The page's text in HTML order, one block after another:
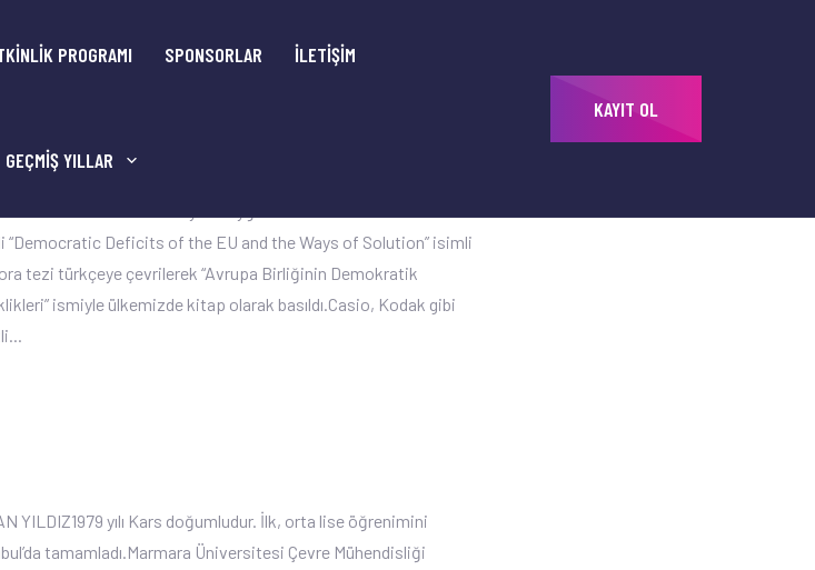
PROGRAMI SPONSORLAR İLETIŞIM
GEÇMIŞ YILLAR
KAYIT OL
MURAT CAHİD CINGIKayseri doğumludur. Lisans eğitimlerini
ve Boğaziçi üniversitelerinde İngilizce olarak tamamladı.
“Democratic Deficits of the EU and the Ways of Solution” isimli
tezi türkçeye çevrilerek “Avrupa Birliğinin Demokratik
ismiyle ülkemizde kitap olarak basıldı.Casio, Kodak gibi
YILDIZ1979 yılı Kars doğumludur. İlk, orta lise öğrenimini
tamamladı.Marmara Üniversitesi Çevre Mühendisliği